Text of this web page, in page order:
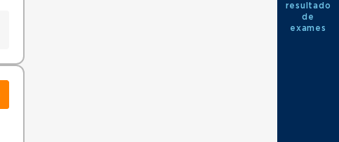
resultado
de
exames